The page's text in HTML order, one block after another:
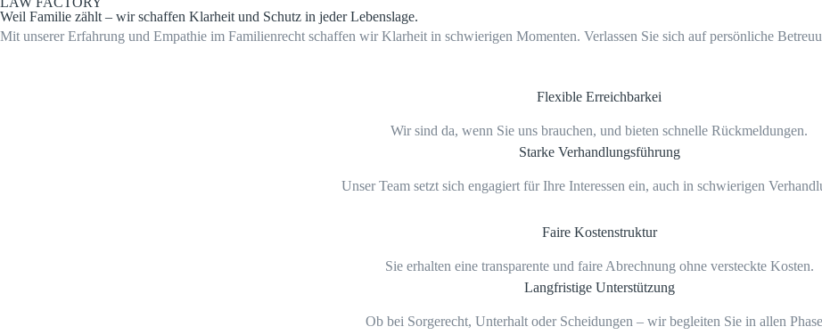
Weil Familie zählt – wir schaffen Klarheit und Schutz in jeder Lebenslage.
Mit unserer Erfahrung und Empathie im Familienrecht schaffen wir Klarheit in schwierigen Momenten. Verlassen Sie sich auf persönliche
Flexible Erreichbarkei
Wir sind da, wenn Sie uns brauchen, und bieten schnelle Rückmeldungen.
Starke Verhandlungsführung
Unser Team setzt sich engagiert für Ihre Interessen ein, auch in schwierigen
Faire Kostenstruktur
Sie erhalten eine transparente und faire Abrechnung ohne versteckte Kosten.
Langfristige Unterstützung
Ob bei Sorgerecht, Unterhalt oder Scheidungen – wir begleiten Sie in allen